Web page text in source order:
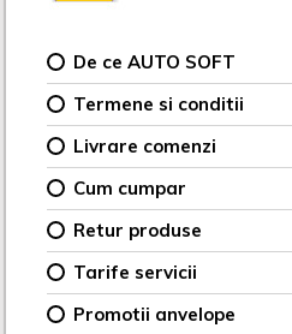
De ce AUTO SOFT
Termene si conditii
Livrare comenzi
Cum cumpar
Retur produse
Tarife servicii
Promotii anvelope